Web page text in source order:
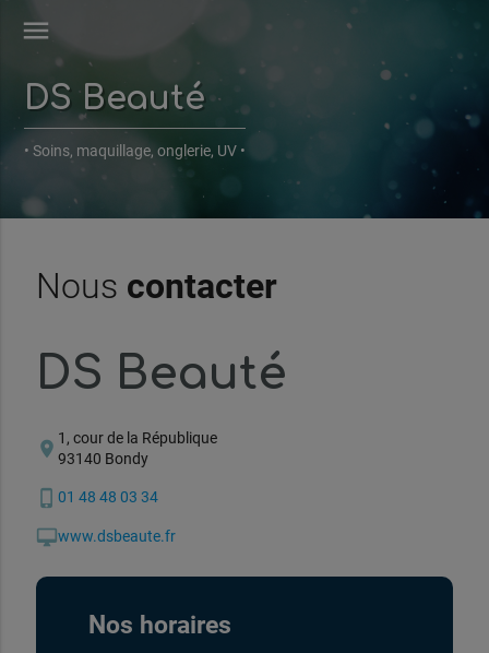
menu
DS Beauté
• Soins, maquillage, onglerie, UV •
Nous contacter
DS Beauté
location_on 1, cour de la République
93140 Bondy
phone_iphone 01 48 48 03 34
desktop_macwww.dsbeaute.fr
Nos horaires